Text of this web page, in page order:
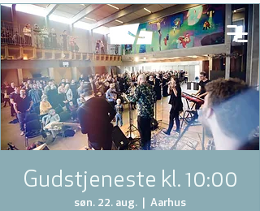
Gudstjeneste kl. 10:00
søn. 22. aug. Aarhus